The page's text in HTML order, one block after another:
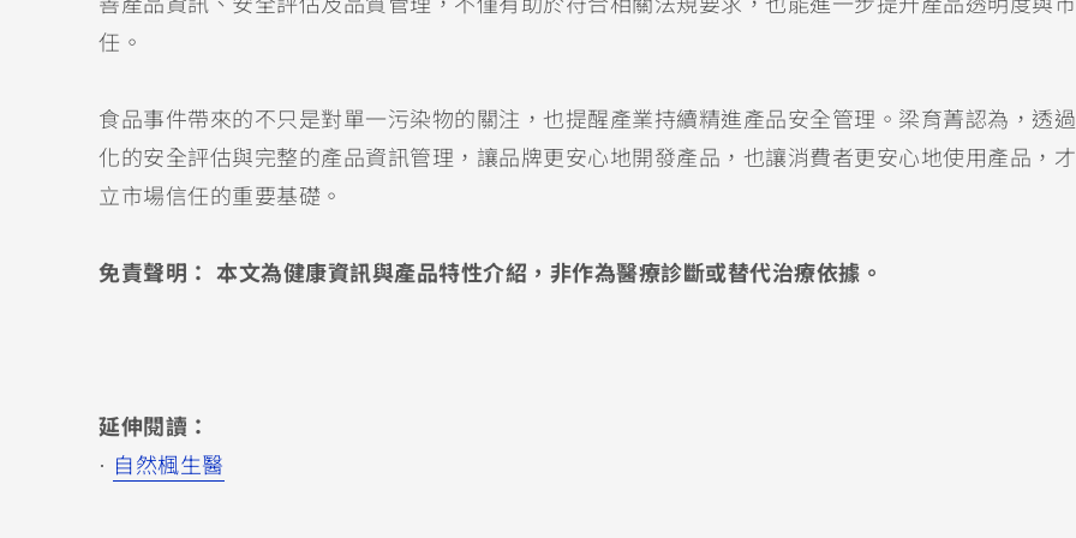
任。
食品事件帶來的不只是對單一污染物的關注，也提醒產業持續精進產品安全管理。梁育菁認為，透
化的安全評估與完整的產品資訊管理，讓品牌更安心地開發產品，也讓消費者更安心地使用產品，
立市場信任的重要基礎。
免責聲明： 本文為健康資訊與產品特性介紹，非作為醫療診斷或替代治療依據。
延伸閱讀：
· 自然楓生醫